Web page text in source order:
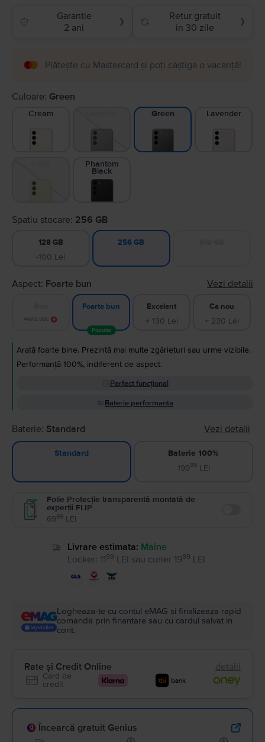
Garantie
2 ani
❯
Retur gratuit
in 30 zile
❯
Plătește cu Mastercard și poți câștiga o vacanță!
Culoare: Green
Cream Green Lavender
Phantom
Black
Spatiu stocare: 256 GB
128 GB
-100 Lei
256 GB
Aspect: Foarte bun Vezi detalii
Alertă stoc
Foarte bun
Popular
Excelent
+ 130 Lei
Ca nou
+ 230 Lei
Arată foarte bine. Prezintă mai multe zgârieturi sau urme vizibile.
Performanță 100%, indiferent de aspect.
Perfect funcțional
Baterie performanta
Baterie: Standard Vezi detalii
Standard
Baterie 100%
19999LEI
Folie Protecție transparentă montată de
experții FLIP
6999 LEI
Livrare estimata: Maine
Locker: 1199 LEI sau curier 1999 LEI
Logheaza-te cu contul eMAG si finalizeaza rapid
comanda prin finantare sau cu cardul salvat in
cont.
Rate și Credit Online detalii
Card de
credit
Încearcă gratuit Genius